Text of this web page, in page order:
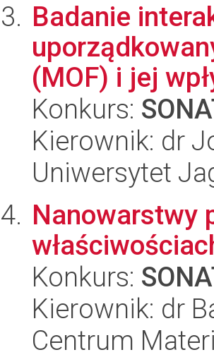
Badanie
(MOF) i jej
Konkurs:
Kierownik: dr
Uniwersytet
Nanowarstwy
Konkurs:
Kierownik: dr
Centrum